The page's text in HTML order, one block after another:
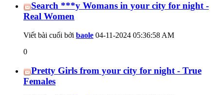
Search ***y Womans in your city for night -
Real Women
Viết bài cuối bởi baole 04-11-2024 05:36:58 AM
0
Pretty Girls from your city for night - True
Females